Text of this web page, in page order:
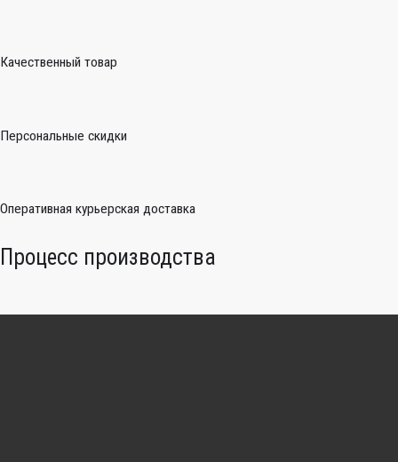
Качественный товар
Персональные скидки
Оперативная курьерская доставка
Процесс производства